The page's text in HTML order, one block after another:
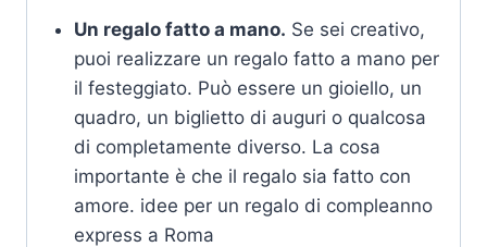
Un regalo fatto a mano. Se sei creativo,
puoi realizzare un regalo fatto a mano per
il festeggiato. Può essere un gioiello, un
quadro, un biglietto di auguri o qualcosa
di completamente diverso. La cosa
importante è che il regalo sia fatto con
amore. idee per un regalo di compleanno
express a Roma